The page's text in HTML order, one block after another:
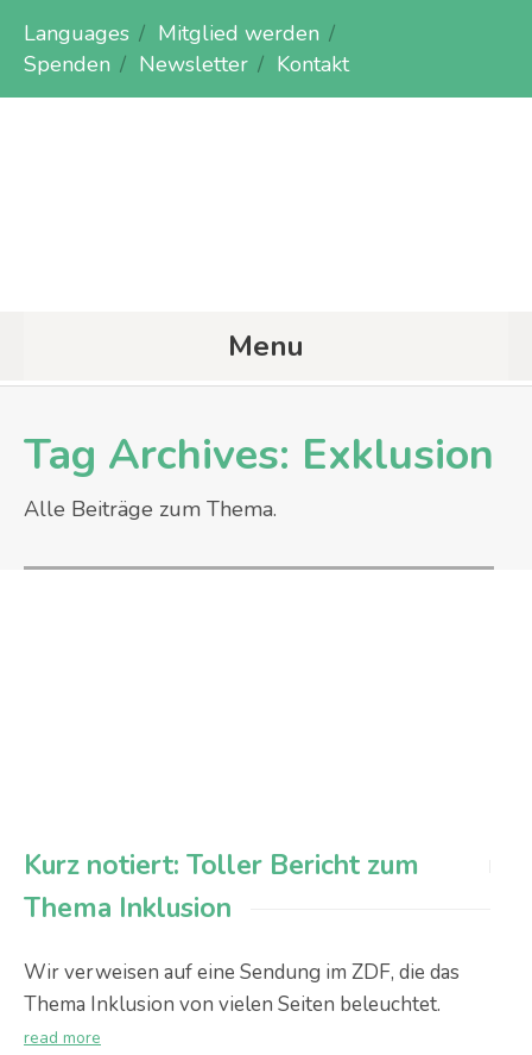
Languages
Mitglied werden
Spenden
Newsletter Kontakt
Menu
Tag Archives: Exklusion
Alle Beiträge zum Thema.
Kurz notiert: Toller Bericht zum
Thema Inklusion
Wir verweisen auf eine Sendung im ZDF, die das
Thema Inklusion von vielen Seiten beleuchtet.
read more